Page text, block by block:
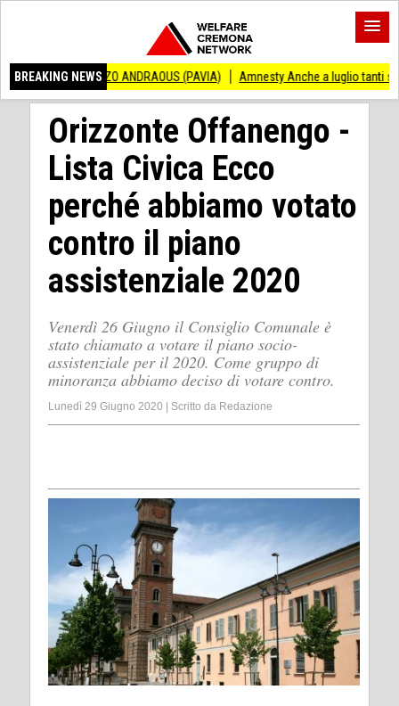
BREAKING NEWS
ANDRAOUS (PAVIA) Amnesty Anche a luglio tanti successi ed
Orizzonte Offanengo -
Lista Civica Ecco
perché abbiamo votato
contro il piano
assistenziale 2020
Venerdì 26 Giugno il Consiglio Comunale è
stato chiamato a votare il piano socio-
assistenziale per il 2020. Come gruppo di
minoranza abbiamo deciso di votare contro.
Lunedì 29 Giugno 2020 Scritto da Redazione